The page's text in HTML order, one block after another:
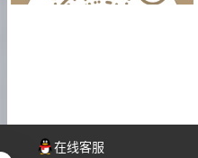
抖音
在线客服